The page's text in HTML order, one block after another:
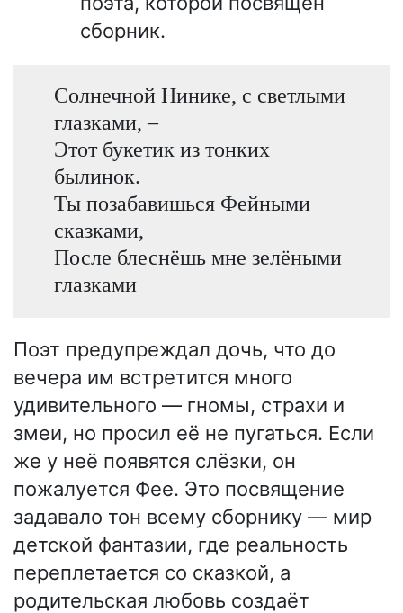
сборник.
Солнечной Нинике, с светлыми
глазками, –
Этот букетик из тонких
былинок.
Ты позабавишься Фейными
сказками,
После блеснёшь мне зелёными
глазками
Поэт предупреждал дочь, что до
вечера им встретится много
удивительного — гномы, страхи и
змеи, но просил её не пугаться. Если
же у неё появятся слёзки, он
пожалуется Фее. Это посвящение
задавало тон всему сборнику — мир
детской фантазии, где реальность
переплетается со сказкой, а
родительская любовь создаёт